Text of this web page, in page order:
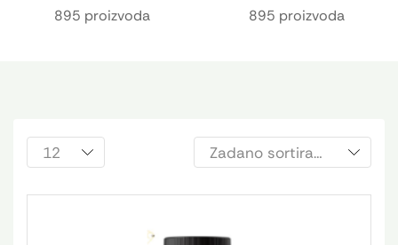
895 proizvoda 895 proizvoda